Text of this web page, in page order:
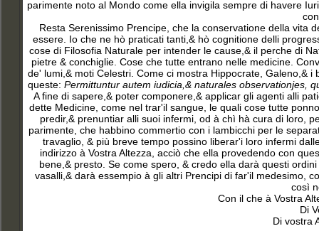
parimente noto al Mondo come ella invigila sempre di havere
Resta Serenissimo Prencipe, che la conservatione della vita
essere. Io che ne hò praticati tanti,& hò cognitione delli
cose di Filosofia Naturale per intender le cause,& il perche di
pietre & conchiglie. Cose che tutte entrano nelle medicine.
de' lumi,& moti Celestri. Come ci mostra Hippocrate, Galeno,&
queste: Permittuntur autem iudicia,& naturales observationjes,
A fine di sapere,& poter componere,& applicar gli agenti alli
dette Medicine, come nel trar'il sangue, le quali cose tutte
predir,& prenuntiar alli suoi infermi, od à chì hà cura di loro,
parimente, che habbino commertio con i lambicchi per le
travaglio, & più breve tempo possino liberar'i loro infermi
indirizzo à Vostra Altezza, acciò che ella provedendo con
bene,& presto. Se come spero, & credo ella darà questi
vasalli,& darà essempio à gli altri Prencipi di far'il medesimo,
così
Con il che à Vostra
Di
Di vostra